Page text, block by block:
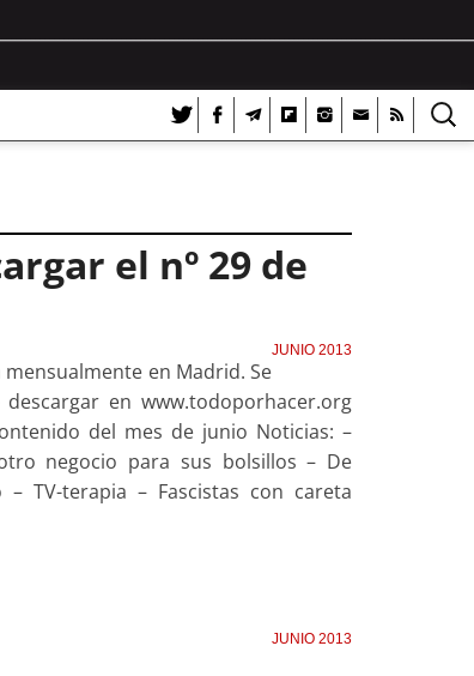
el nº 29 de
JUNIO 2013
en Madrid. Se
en www.todoporhacer.org
del mes de junio Noticias: –
negocio para sus bolsillos – De
TV-terapia – Fascistas con careta
JUNIO 2013